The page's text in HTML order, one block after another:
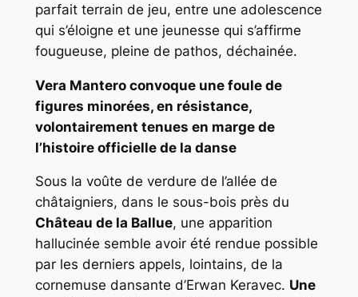
parfait terrain de jeu, entre une adolescence
qui s’éloigne et une jeunesse qui s’affirme
fougueuse, pleine de pathos, déchainée.
Vera Mantero convoque une foule de
figures minorées, en résistance,
volontairement tenues en marge de
l’histoire officielle de la danse
Sous la voûte de verdure de l’allée de
châtaigniers, dans le sous-bois près du
Château de la Ballue, une apparition
hallucinée semble avoir été rendue possible
par les derniers appels, lointains, de la
cornemuse dansante d’Erwan Keravec. Une